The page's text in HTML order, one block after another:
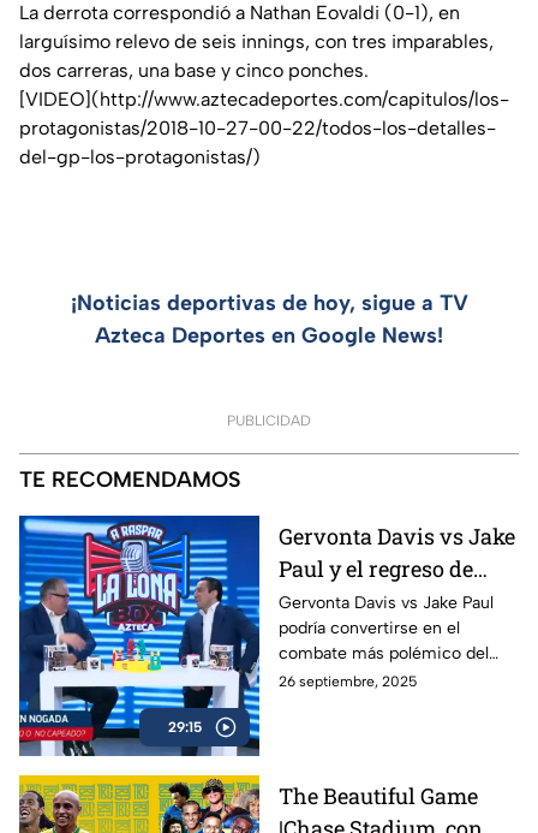
La derrota correspondió a Nathan Eovaldi (0-1), en
larguísimo relevo de seis innings, con tres imparables,
dos carreras, una base y cinco ponches.
[VIDEO](http://www.aztecadeportes.com/capitulos/los-
protagonistas/2018-10-27-00-22/todos-los-detalles-
del-gp-los-protagonistas/)
¡Noticias deportivas de hoy, sigue a TV
Azteca Deportes en Google News!
PUBLICIDAD
TE RECOMENDAMOS
29:15
Gervonta Davis vs Jake
Paul y el regreso de
Ryan García | A Raspar
La Lona
Gervonta Davis vs Jake Paul
podría convertirse en el
combate más polémico del
año, mientras Ryan García
26 septiembre, 2025
The Beautiful Game